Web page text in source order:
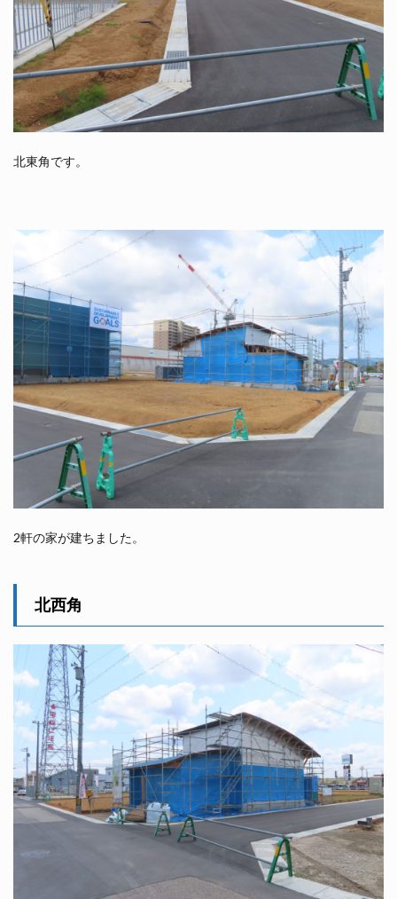
北東角です。
2軒の家が建ちました。
北西角